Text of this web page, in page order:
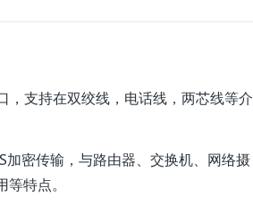
支持在双绞线，电话线，两芯线等介
密传输，与路由器、交换机、网络摄
特点。